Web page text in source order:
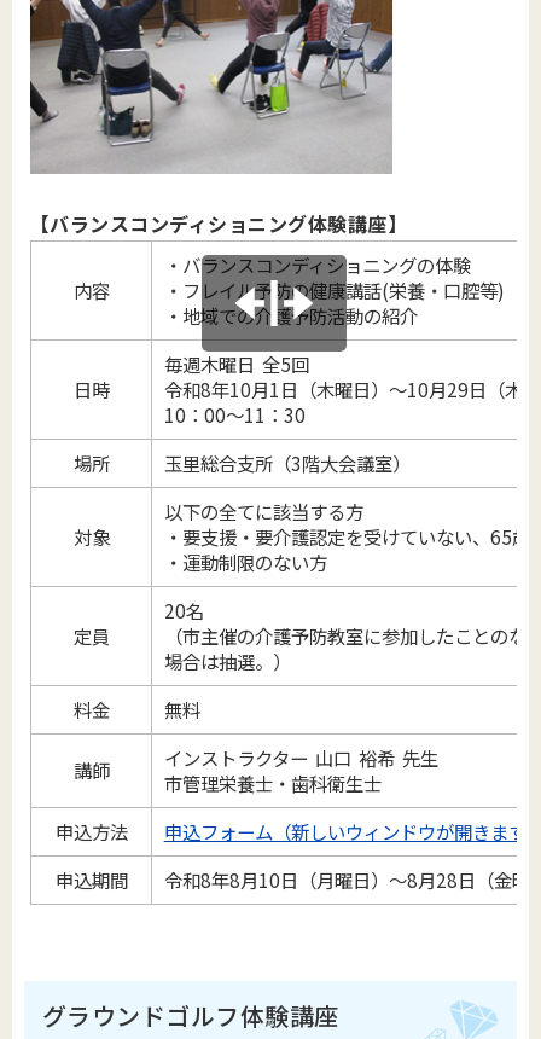
【バランスコンディショニング体験講座】
内容
・バランスコンディショニングの体験
・フレイル予防の健康講話(栄養・口腔等)
・地域での介護予防活動の紹介
日時
毎週木曜日 全5回
令和8年10月1日（木曜日）～10月29日（木
10：00～11：30
場所
玉里総合支所（3階大会議室）
対象
以下の全てに該当する方
・要支援・要介護認定を受けていない、65歳
・運動制限のない方
定員
20名
（市主催の介護予防教室に参加したことのな
場合は抽選。）
料金
無料
講師 インストラクター 山口 裕希 先生
市管理栄養士・歯科衛生士
申込方法
申込フォーム（新しいウィンドウが開きます
申込期間
令和8年8月10日（月曜日）～8月28日（金曜
グラウンドゴルフ体験講座